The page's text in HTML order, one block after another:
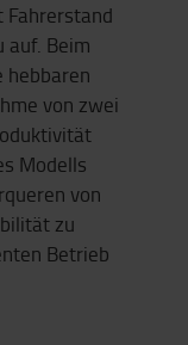
Fahrerstand
auf. Beim
hebbaren
von zwei
Modells
von
zu
Betrieb